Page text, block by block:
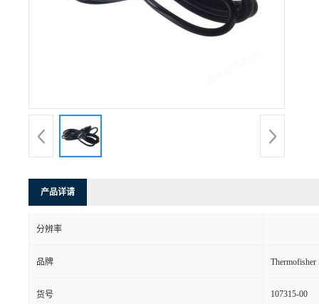
产品详请
分辨率
品牌
货号 107315-00